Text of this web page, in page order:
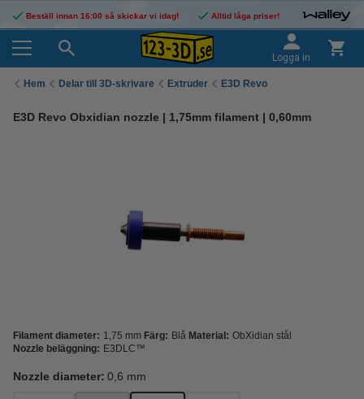
Beställ innan 16:00 så skickar vi idag! Alltid låga priser!
Logga in
Hem Delar till 3D-skrivare Extruder E3D Revo
E3D Revo Obxidian nozzle | 1,75mm filament | 0,60mm
Filament diameter: 1,75 mm Färg: Blå Material: ObXidian stål
Nozzle beläggning: E3DLC™
Nozzle diameter: 0,6 mm